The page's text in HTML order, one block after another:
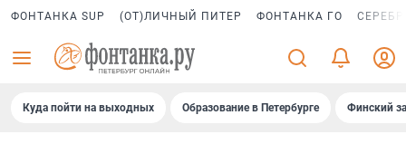
ФОНТАНКА SUP (ОТ)ЛИЧНЫЙ ПИТЕР ФОНТАНКА ГО
Куда пойти на выходных Образование в Петербурге Финский